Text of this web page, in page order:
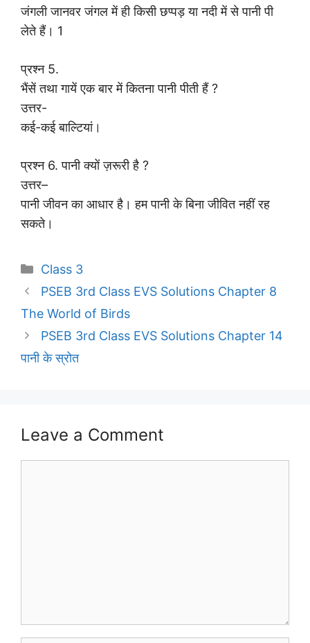
जंगली जानवर जंगल में ही किसी छप्पड़ या नदी में से पानी पी
लेते हैं। 1
प्रश्न 5.
भैंसें तथा गायें एक बार में कितना पानी पीती हैं ?
उत्तर-
कई-कई बाल्टियां।
प्रश्न 6. पानी क्यों ज़रूरी है ?
उत्तर–
पानी जीवन का आधार है। हम पानी के बिना जीवित नहीं रह
सकते।
Categories
Class 3
PSEB 3rd Class EVS Solutions Chapter 8
The World of Birds
PSEB 3rd Class EVS Solutions Chapter 14
पानी के स्रोत
Leave a Comment